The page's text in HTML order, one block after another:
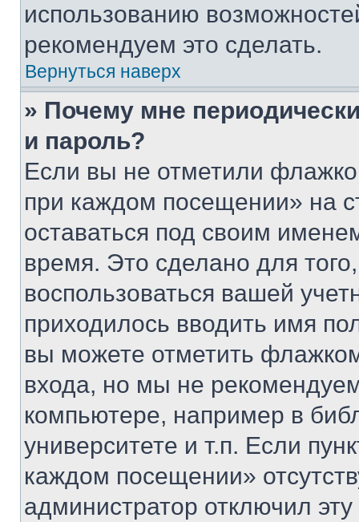
использованию
рекомендуем это сделать.
Вернуться наверх
» Почему мне
и пароль?
Если вы не отметили
при каждом посещении» на
оставаться под своим
время. Это сделано для
воспользоваться вашей
приходилось вводить имя
вы можете отметить
входа, но мы не
компьютере, например в
университете и т.п. Если
каждом посещении»
администратор отключил